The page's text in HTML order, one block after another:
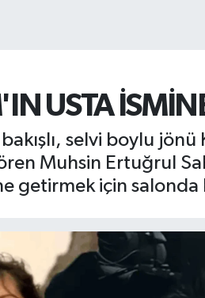
USTA
selvi boylu
Muhsin Ertuğrul
getirmek için salonda